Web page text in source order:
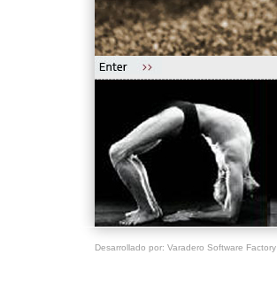
Desarrollado por: Varadero Software Factory